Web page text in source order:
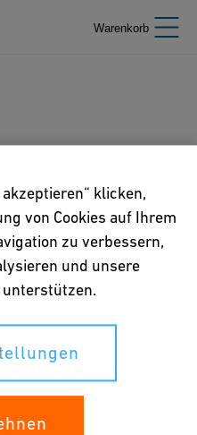
Warenkorb
Datenschutz
klicken,
von Cookies auf Ihrem
zu verbessern,
und unsere